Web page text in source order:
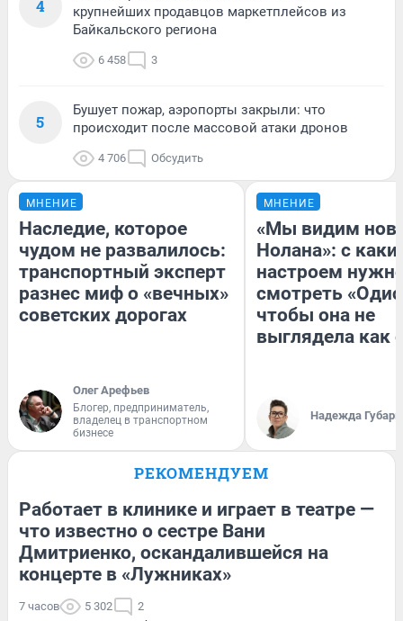
4
крупнейших продавцов маркетплейсов из
Байкальского региона
6 458 3
5
Бушует пожар, аэропорты закрыли: что
происходит после массовой атаки дронов
4 706 Обсудить
МНЕНИЕ
Наследие, которое
чудом не развалилось:
транспортный эксперт
разнес миф о «вечных»
советских дорогах
Олег Арефьев
Блогер, предприниматель,
владелец в транспортном
бизнесе
МНЕНИЕ
«Мы видим
Нолана»: с
настроем
смотреть
чтобы она не
выглядела как
Надежда Губарь
РЕКОМЕНДУЕМ
Работает в клинике и играет в театре —
что известно о сестре Вани
Дмитриенко, оскандалившейся на
концерте в «Лужниках»
7 часов 5 302 2